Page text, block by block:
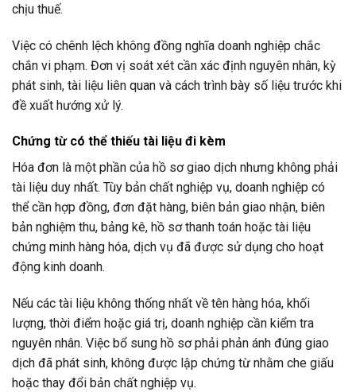
chịu thuế.
Việc có chênh lệch không đồng nghĩa doanh nghiệp chắc
chắn vi phạm. Đơn vị soát xét cần xác định nguyên nhân, kỳ
phát sinh, tài liệu liên quan và cách trình bày số liệu trước khi
đề xuất hướng xử lý.
Chứng từ có thể thiếu tài liệu đi kèm
Hóa đơn là một phần của hồ sơ giao dịch nhưng không phải
tài liệu duy nhất. Tùy bản chất nghiệp vụ, doanh nghiệp có
thể cần hợp đồng, đơn đặt hàng, biên bản giao nhận, biên
bản nghiệm thu, bảng kê, hồ sơ thanh toán hoặc tài liệu
chứng minh hàng hóa, dịch vụ đã được sử dụng cho hoạt
động kinh doanh.
Nếu các tài liệu không thống nhất về tên hàng hóa, khối
lượng, thời điểm hoặc giá trị, doanh nghiệp cần kiểm tra
nguyên nhân. Việc bổ sung hồ sơ phải phản ánh đúng giao
dịch đã phát sinh, không được lập chứng từ nhằm che giấu
hoặc thay đổi bản chất nghiệp vụ.